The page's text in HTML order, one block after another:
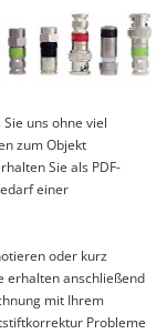
uns ohne viel
zum Objekt
Sie als PDF-
einer
oder kurz
erhalten anschließend
mit Ihrem
Probleme